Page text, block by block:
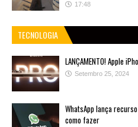
17:48
TECNOLOGIA
LANÇAMENTO! Apple
Setembro 25, 2024
WhatsApp lança
como fazer